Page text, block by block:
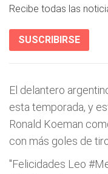
Recibe todas las
SUSCRIBIRSE
El delantero
esta temporada, y
Ronald Koeman
con más goles de
"Felicidades Leo